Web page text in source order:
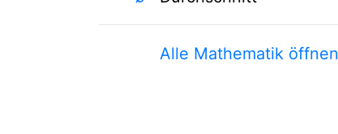
Alle Mathematik öffnen